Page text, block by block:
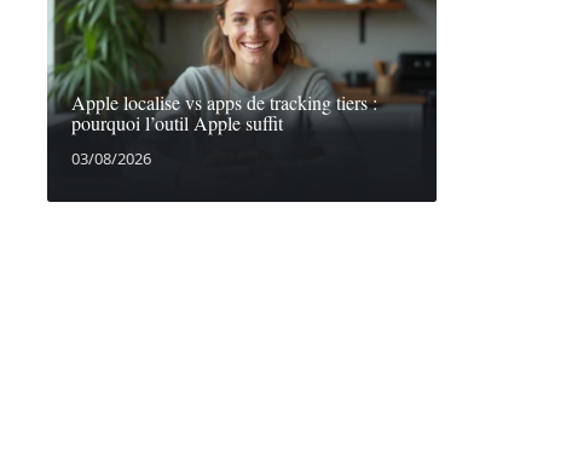
Apple localise vs apps de tracking tiers :
pourquoi l’outil Apple suffit
03/08/2026